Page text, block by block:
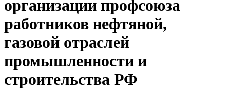
организации профсоюза
работников нефтяной,
газовой отраслей
промышленности и
строительства РФ